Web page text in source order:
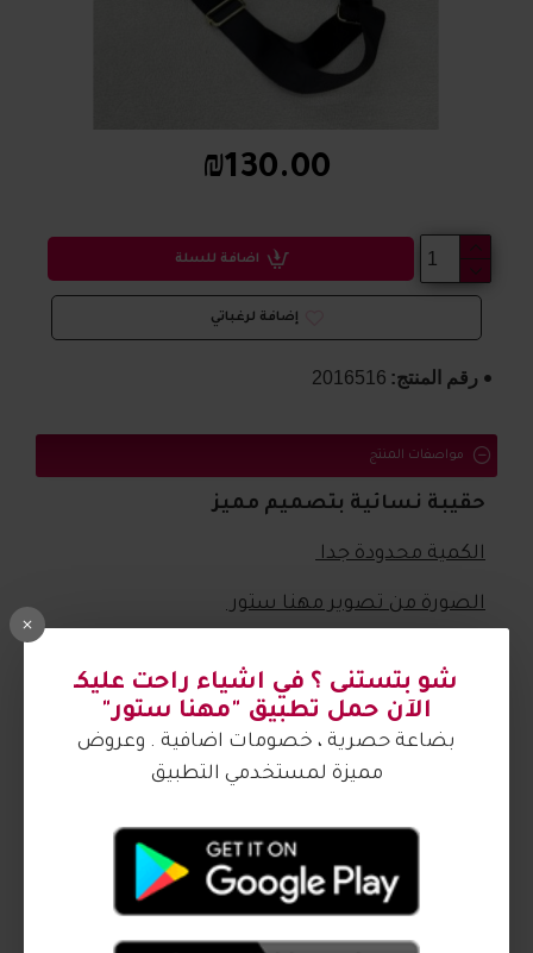
شو بتستنى ؟ في اشياء راحت عليكـ
الآن حمل تطبيق "مهنا ستور"
بضاعة حصرية ، خصومات اضافية . وعروض
مميزة لمستخدمي التطبيق
رقم المنتج: 2016516
₪130.00
اضافة للسلة
إضافة لرغباتي
مواصفات المنتج
حقيبة نسائية بتصميم مميز
الكمية محدودة جدا
الصورة من تصوير مهنا ستور
آراء الزبائن
اكمل اطلالتك
2016633